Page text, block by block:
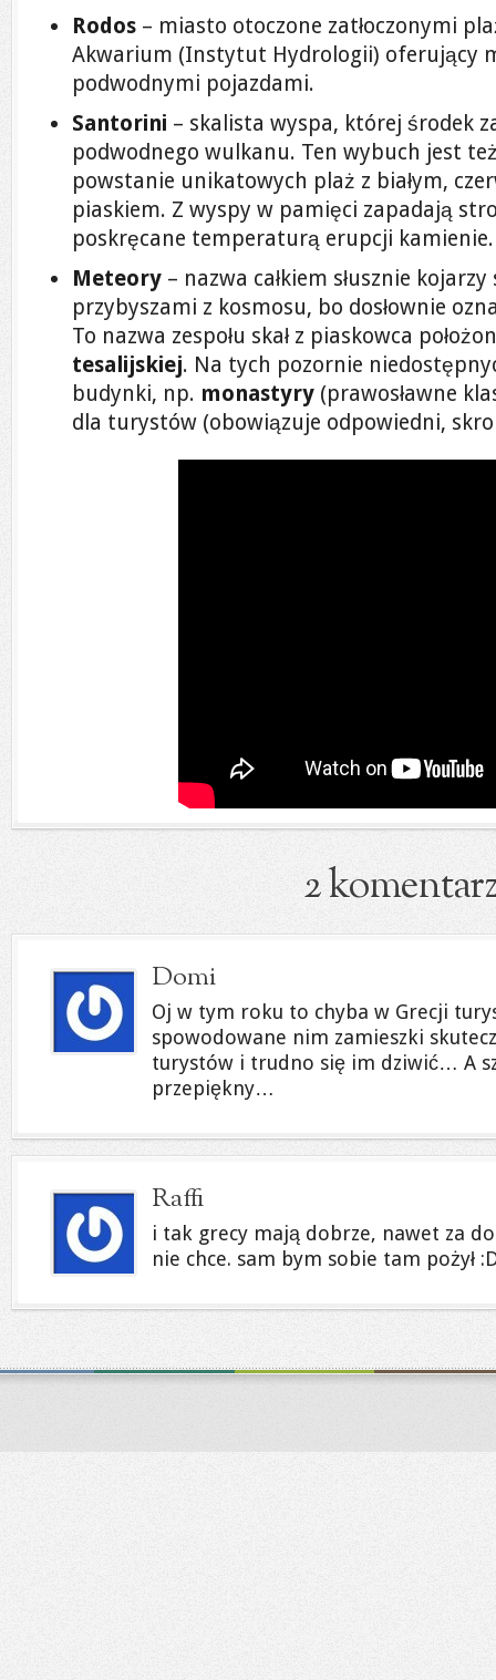
Rodos – miasto otoczone zatłoczonymi
Akwarium (Instytut Hydrologii) oferujący
podwodnymi pojazdami.
Santorini – skalista wyspa, której środek
podwodnego wulkanu. Ten wybuch jest
powstanie unikatowych plaż z białym,
piaskiem. Z wyspy w pamięci zapadają
poskręcane temperaturą erupcji kamienie.
Meteory – nazwa całkiem słusznie
przybyszami z kosmosu, bo dosłownie
To nazwa zespołu skał z piaskowca
tesalijskiej. Na tych pozornie
budynki, np. monastyry (prawosławne
dla turystów (obowiązuje odpowiedni,
2
Domi
Oj w tym roku to chyba w Grecji
spowodowane nim zamieszki
turystów i trudno się im dziwić… A
przepiękny…
Raffi
i tak grecy mają dobrze, nawet za
nie chce. sam bym sobie tam pożył